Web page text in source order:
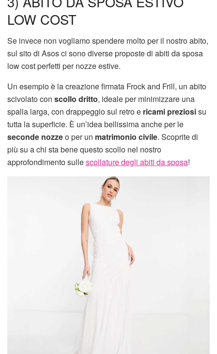
LOW COST
Se invece non vogliamo spendere molto per il nostro abito,
sul sito di Asos ci sono diverse proposte di abiti da sposa
low cost perfetti per nozze estive.
Un esempio è la creazione firmata Frock and Frill, un abito
scivolato con scollo dritto, ideale per minimizzare una
spalla larga, con drappeggio sul retro e ricami preziosisu
tutta la superficie. È un’idea bellissima anche per le
seconde nozzeo per un matrimonio civile. Scoprite di
più su a chi sta bene questo scollo nel nostro
approfondimento sullescollature degli abiti da sposa!